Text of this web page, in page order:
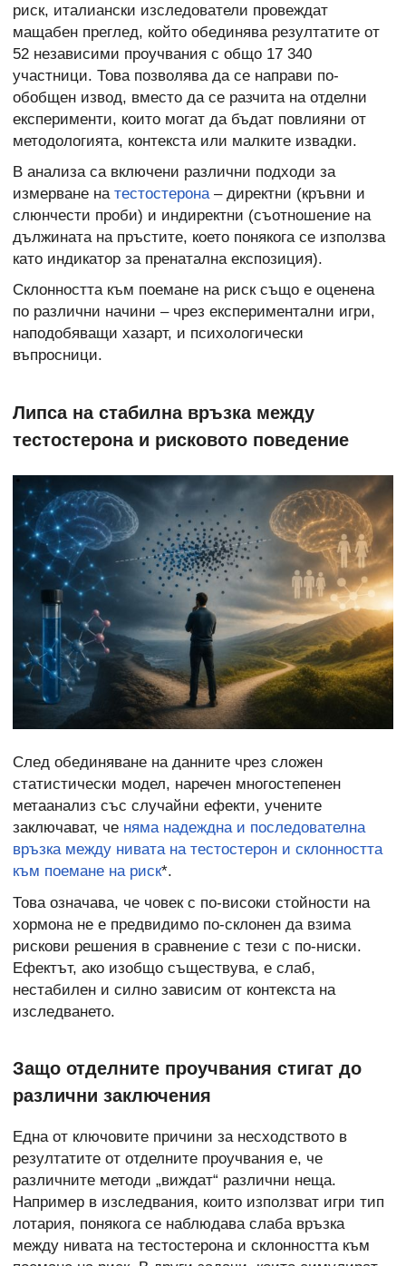
риск, италиански изследователи провеждат
мащабен преглед, който обединява резултатите от
52 независими проучвания с общо 17 340
участници. Това позволява да се направи по-
обобщен извод, вместо да се разчита на отделни
експерименти, които могат да бъдат повлияни от
методологията, контекста или малките извадки.
В анализа са включени различни подходи за
измерване на тестостерона– директни (кръвни и
слюнчести проби) и индиректни (съотношение на
дължината на пръстите, което понякога се използва
като индикатор за пренатална експозиция).
Склонността към поемане на риск също е оценена
по различни начини – чрез експериментални игри,
наподобяващи хазарт, и психологически
въпросници.
Липса на стабилна връзка между
тестостерона и рисковото поведение
След обединяване на данните чрез сложен
статистически модел, наречен многостепенен
метаанализ със случайни ефекти, учените
заключават, че няма надеждна и последователна
връзка между нивата на тестостерон и склонността
към поемане на риск*.
Това означава, че човек с по-високи стойности на
хормона не е предвидимо по-склонен да взима
рискови решения в сравнение с тези с по-ниски.
Ефектът, ако изобщо съществува, е слаб,
нестабилен и силно зависим от контекста на
изследването.
Защо отделните проучвания стигат до
различни заключения
Една от ключовите причини за несходството в
резултатите от отделните проучвания е, че
различните методи „виждат“ различни неща.
Например в изследвания, които използват игри тип
лотария, понякога се наблюдава слаба връзка
между нивата на тестостерона и склонността към